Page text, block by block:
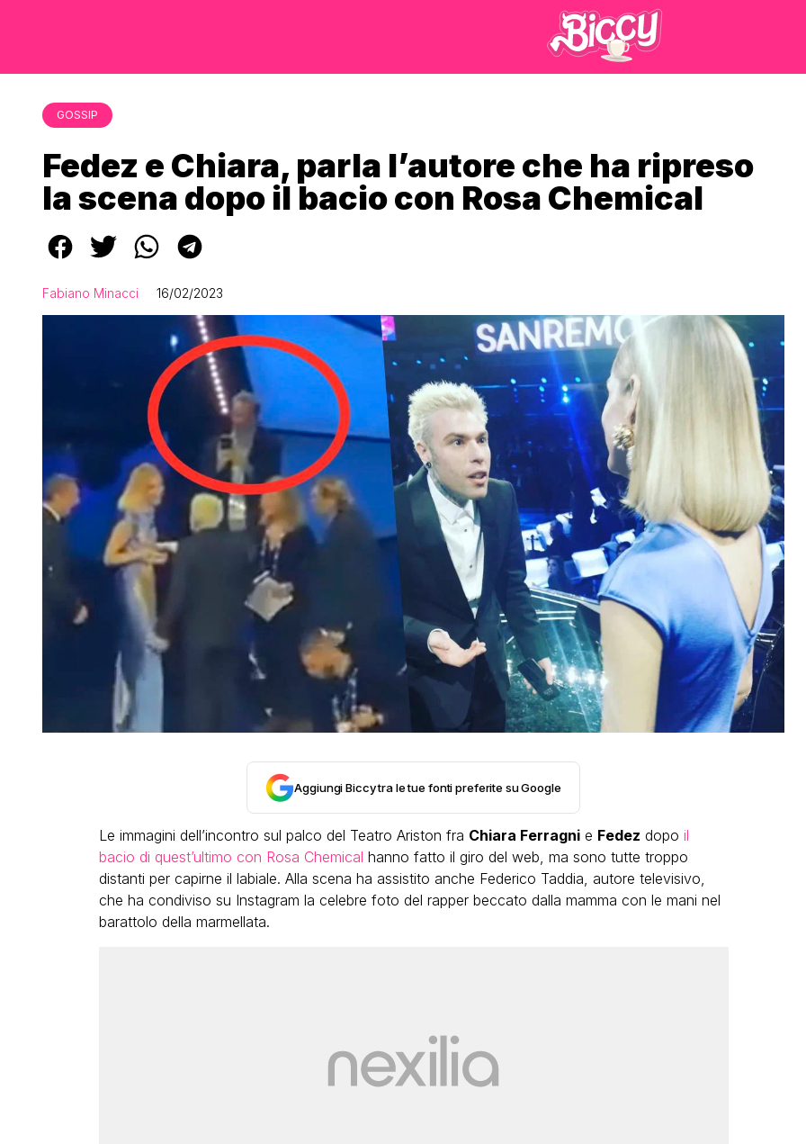
GOSSIP
Fedez e Chiara, parla l’autore che ha ripreso
la scena dopo il bacio con Rosa Chemical
Fabiano Minacci 16/02/2023
Aggiungi Biccy tra le tue fonti preferite su Google
Le immagini dell’incontro sul palco del Teatro Ariston fra Chiara Ferragnie Fedez dopo il
bacio di quest’ultimo con Rosa Chemical hanno fatto il giro del web, ma sono tutte troppo
distanti per capirne il labiale. Alla scena ha assistito anche Federico Taddia, autore televisivo,
che ha condiviso su Instagram la celebre foto del rapper beccato dalla mamma con le mani nel
barattolo della marmellata.